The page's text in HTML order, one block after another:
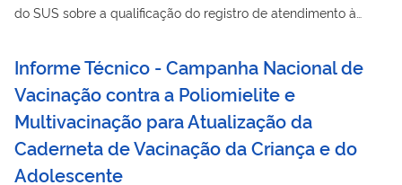
do SUS sobre a qualificação do registro de atendimento à
Eletrônico do Cidadão (PEC eSUS APS).
Informe Técnico - Campanha Nacional de
Vacinação contra a Poliomielite e
Multivacinação para Atualização da
Caderneta de Vacinação da Criança e do
Adolescente